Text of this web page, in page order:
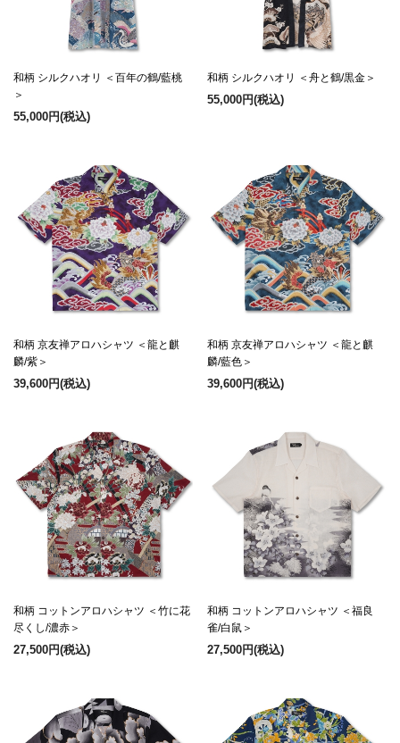
和柄 シルクハオリ ＜百年の鶴/藍桃
＞
55,000円(税込)
和柄 シルクハオリ ＜舟と鶴/黒金＞
55,000円(税込)
和柄 京友禅アロハシャツ ＜龍と麒
麟/紫＞
39,600円(税込)
和柄 京友禅アロハシャツ ＜龍と麒
麟/藍色＞
39,600円(税込)
和柄 コットンアロハシャツ ＜竹に花
尽くし/濃赤＞
27,500円(税込)
和柄 コットンアロハシャツ ＜福良
雀/白鼠＞
27,500円(税込)